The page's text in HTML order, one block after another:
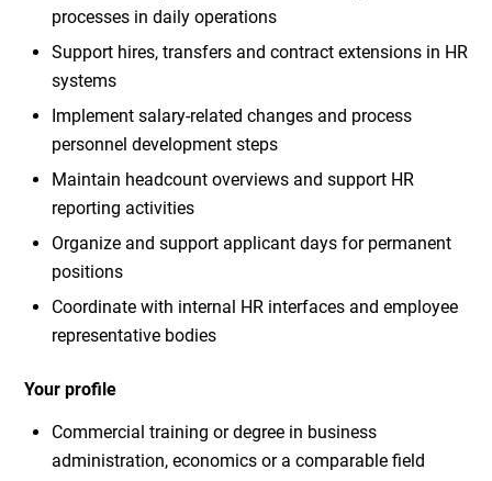
processes in daily operations
Support hires, transfers and contract extensions in HR
systems
Implement salary-related changes and process
personnel development steps
Maintain headcount overviews and support HR
reporting activities
Organize and support applicant days for permanent
positions
Coordinate with internal HR interfaces and employee
representative bodies
Your profile
Commercial training or degree in business
administration, economics or a comparable field